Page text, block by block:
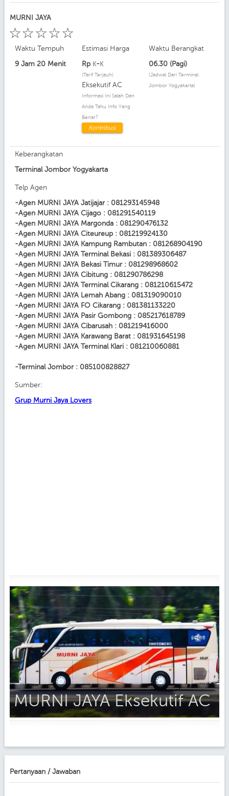
MURNI JAYA
☆
☆
☆
☆
☆
Waktu Tempuh
9 Jam 20 Menit
Estimasi Harga
Rp K- K
(Tarif Terjauh)
Eksekutif AC
Informasi Ini Salah Dan
Anda Tahu Info Yang
Benar?
Kontribusi
Waktu Berangkat
06.30 (Pagi)
(Jadwal Dari Terminal
Jombor Yogyakarta)
Keberangkatan
Terminal Jombor Yogyakarta
Telp Agen
-Agen MURNI JAYA Jatijajar : 081293145948
-Agen MURNI JAYA Cijago : 081291540119
-Agen MURNI JAYA Margonda : 081290476132
-Agen MURNI JAYA Citeureup : 081219924130
-Agen MURNI JAYA Kampung Rambutan : 081268904190
-Agen MURNI JAYA Terminal Bekasi : 081389306487
-Agen MURNI JAYA Bekasi Timur : 081298968602
-Agen MURNI JAYA Cibitung : 081290786298
-Agen MURNI JAYA Terminal Cikarang : 081210615472
-Agen MURNI JAYA Lemah Abang : 081319090010
-Agen MURNI JAYA FO Cikarang : 081381133220
-Agen MURNI JAYA Pasir Gombong : 085217618789
-Agen MURNI JAYA Cibarusah : 081219416000
-Agen MURNI JAYA Karawang Barat : 081931645198
-Agen MURNI JAYA Terminal Klari : 081210060881
-Terminal Jombor : 085100828827
Sumber:
Grup Murni Jaya Lovers
MURNI JAYA Eksekutif AC
Pertanyaan / Jawaban